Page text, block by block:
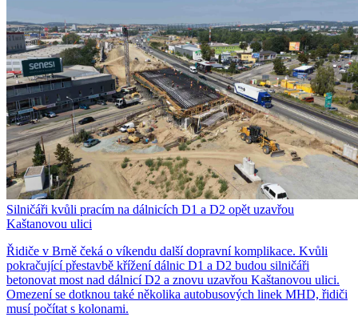
Silničáři kvůli pracím na dálnicích D1 a D2 opět uzavřou
Kaštanovou ulici
Řidiče v Brně čeká o víkendu další dopravní komplikace. Kvůli
pokračující přestavbě křížení dálnic D1 a D2 budou silničáři
betonovat most nad dálnicí D2 a znovu uzavřou Kaštanovou ulici.
Omezení se dotknou také několika autobusových linek MHD, řidiči
musí počítat s kolonami.